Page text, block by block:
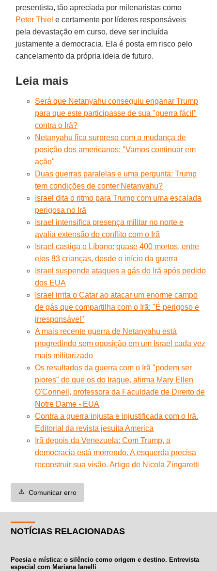
presentista, tão apreciada por milenaristas como
Peter Thiel e certamente por líderes responsáveis
pela devastação em curso, deve ser incluída
justamente a democracia. Ela é posta em risco pelo
cancelamento da própria ideia de futuro.
Leia mais
Será que Netanyahu conseguiu enganar Trump
para que este participasse de sua "guerra fácil"
contra o Irã?
Netanyahu fica surpreso com a mudança de
posição dos americanos: "Vamos continuar em
ação"
Duas guerras paralelas e uma pergunta: Trump
tem condições de conter Netanyahu?
Israel dita o ritmo para Trump com uma escalada
perigosa no Irã
Israel intensifica presença militar no norte e
avalia extensão do conflito com o Irã
Israel castiga o Líbano: quase 400 mortos, entre
eles 83 crianças, desde o início da guerra
Israel suspende ataques a gás do Irã após pedido
dos EUA
Israel irrita o Catar ao atacar um enorme campo
de gás que compartilha com o Irã: "É perigoso e
irresponsável"
A mais recente guerra de Netanyahu está
progredindo sem oposição em um Israel cada vez
mais militarizado
Os resultados da guerra com o Irã "podem ser
piores" do que os do Iraque, afirma Mary Ellen
O'Connell, professora da Faculdade de Direito de
Notre Dame - EUA
Contra a guerra injusta e injustificada com o Irã.
Editorial da revista jesuíta America
Irã depois da Venezuela: Com Trump, a
democracia está morrendo. A esquerda precisa
reconstruir sua visão. Artigo de Nicola Zingaretti
⚠️ Comunicar erro
NOTÍCIAS RELACIONADAS
Poesia e mística: o silêncio como origem e destino. Entrevista
especial com Mariana Ianelli